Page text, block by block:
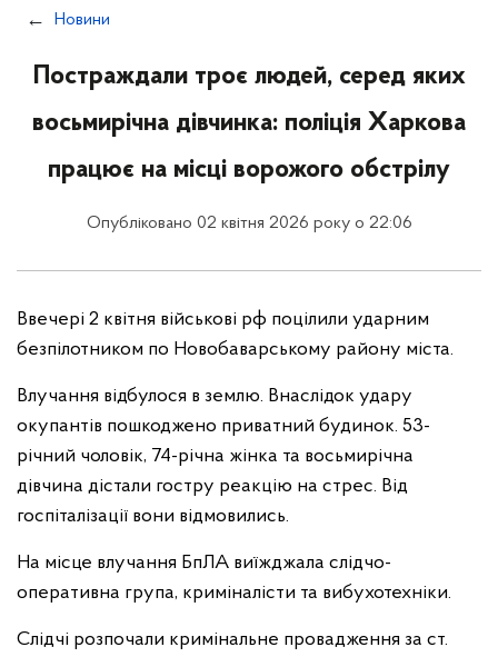
Новини
Постраждали троє людей, серед яких
восьмирічна дівчинка: поліція Харкова
працює на місці ворожого обстрілу
Опубліковано 02 квітня 2026 року о 22:06
Ввечері 2 квітня військові рф поцілили ударним
безпілотником по Новобаварському району міста.
Влучання відбулося в землю. Внаслідок удару
окупантів пошкоджено приватний будинок. 53-
річний чоловік, 74-річна жінка та восьмирічна
дівчина дістали гостру реакцію на стрес. Від
госпіталізації вони відмовились.
На місце влучання БпЛА виїжджала слідчо-
оперативна група, криміналісти та вибухотехніки.
Слідчі розпочали кримінальне провадження за ст.